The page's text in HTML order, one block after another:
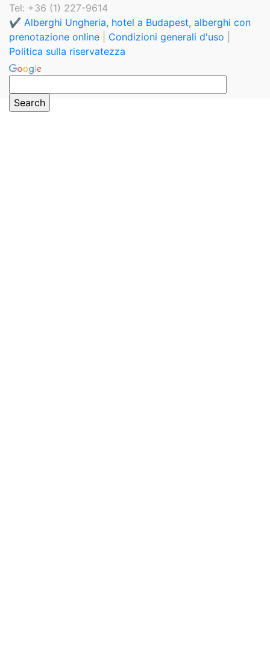
Tel: +36 (1) 227-9614
✔️ Alberghi Ungheria, hotel a Budapest, alberghi con
prenotazione online
Condizioni generali d'uso
Politica sulla riservatezza